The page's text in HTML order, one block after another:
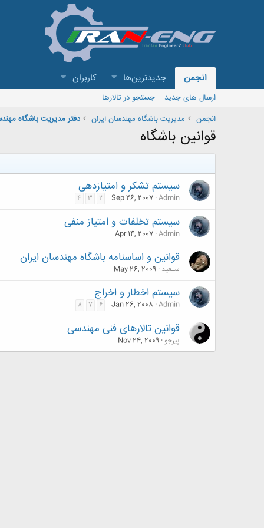
انجمن جدیدترین‌ها کاربران
ارسال های جدید
جستجو در تالارها
انجمن
مدیریت باشگاه مهندسان ایران دفتر مديريت باشگاه
قوانین باشگاه
سيستم تشكر و امتیازدهی
Admin
Sep 26, 2007
2
3
4
سيستم تخلفات و امتياز منفی
Admin
Apr 14, 2007
قوانین و اساسنامه باشگاه مهندسان ایران
سـعید May 26, 2009
سیستم اخطار و اخراج
Admin
Jan 26, 2008
6
7
8
قوانین تالارهای فنی مهندسی
پیرجو Nov 24, 2009